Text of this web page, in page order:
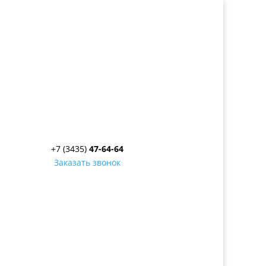
+7 (3435) 47-64-64
Заказать звонок